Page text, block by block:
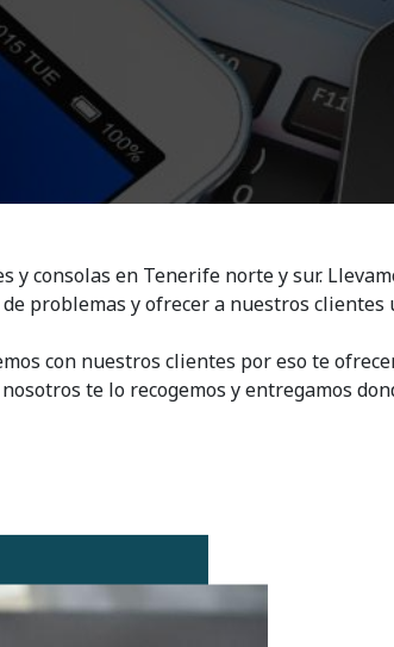
y consolas en Tenerife norte y sur.
problemas y ofrecer a nuestros
con nuestros clientes por eso te
te lo recogemos y entregamos